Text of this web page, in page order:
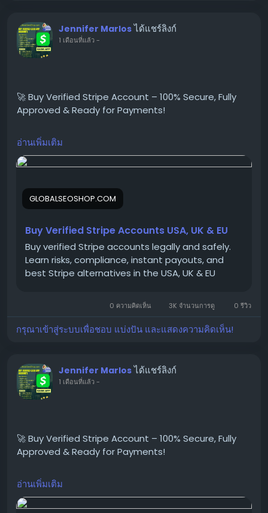
#BuyStripeAccounts
#BuyVerifiedStripe
#GlobalSEOShop
#StripeVerifiedLogin
#Stripe2025
Jennifer Marlos ได้แชร์ลิงก์
1 เดือนที่แล้ว-
🚀 Buy Verified Stripe Account – 100% Secure, Fully
Approved & Ready for Payments!
Need a fast, verified, and reliable Stripe account for
your online business?
activated, secure, and perfect for global payments,
eCommerce,
👉 Order Now:
https://globalseoshop.com/product/buy-verified-
stripe-accounts
📩 Need more info? Contact us anytime:
📧 Email:Globalseoshop@gmail.com
💬 Skype: GlobalSeoShop
📨 Telegram: @GlobalSeoShop
#VerifiedStripeAccounts
#StripeAccountsForSale
#GlobalSEOShop
#StripeVerifiedLogin
อ่านเพิ่มเติม
GLOBALSEOSHOP.COM
Buy Verified Stripe Accounts USA, UK & EU
Buy verified Stripe accounts legally and safely.
Learn risks, compliance, instant payouts, and
best Stripe alternatives in the USA, UK & EU
0 ความคิดเห็น 3K จำนวนการดู 0 รีวิว
กรุณาเข้าสู่ระบบเพื่อชอบ แบ่งปัน และแสดงความคิดเห็น!
Jennifer Marlos ได้แชร์ลิงก์
1 เดือนที่แล้ว-
🚀 Buy Verified Stripe Account – 100% Secure, Fully
Approved & Ready for Payments!
Need a fast, verified, and reliable Stripe account for
your online business?
อ่านเพิ่มเติม